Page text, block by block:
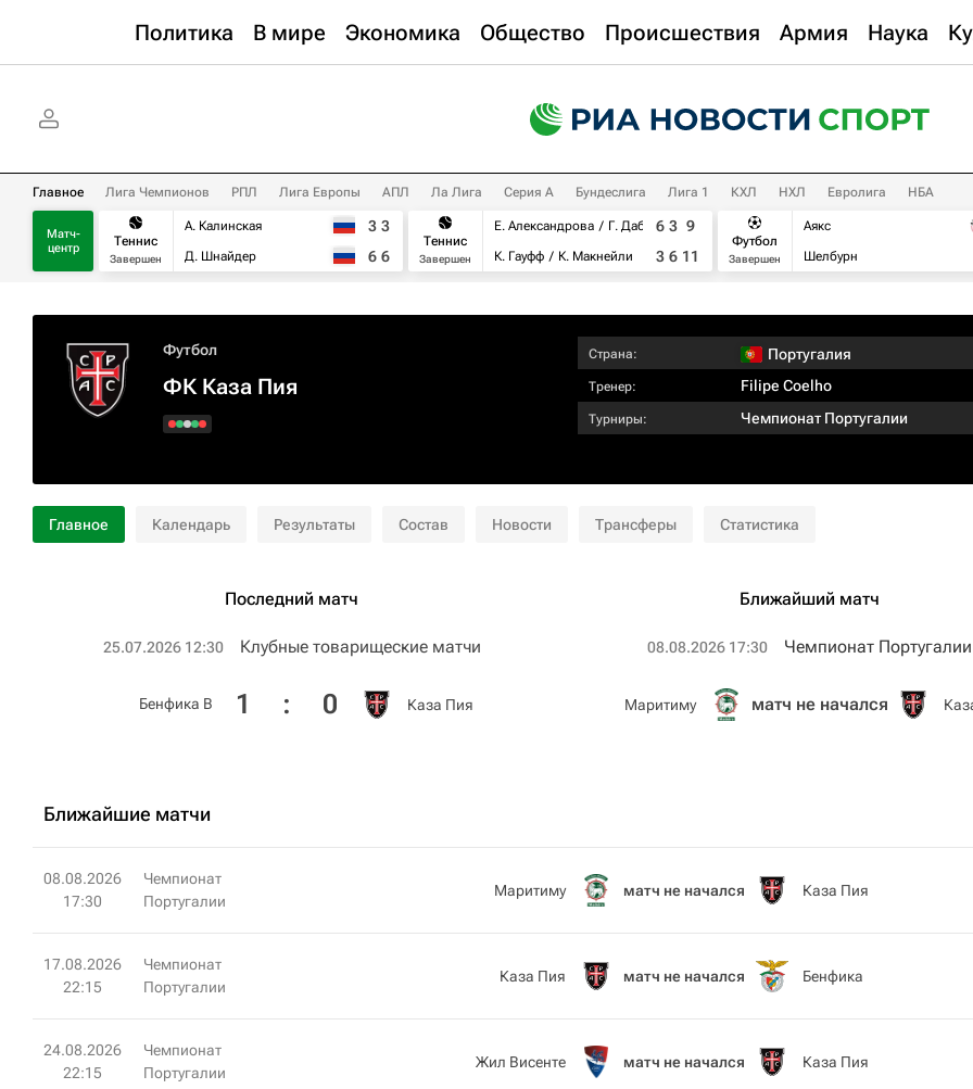
Политика В мире Экономика Общество Происшествия Армия Наука
Главное Лига Чемпионов РПЛ Лига Европы АПЛ Ла Лига Серия А Бундеслига Лига 1 КХЛ НХЛ Евролига НБА
Матч-
центр
Теннис
Завершен
А. Калинская
Д. Шнайдер
3 3
6 6
Теннис
Завершен
Е. Александрова
Г. Дабровски
К. Гауфф
К. Макнейли
6 3 9
3 6 11
Футбол
Завершен
Аякс
Шелбурн
Футбол
ФК Каза Пия
Страна: Португалия
Тренер: Filipe Coelho
Турниры: Чемпионат Португалии
Главное Календарь Результаты Состав Новости Трансферы Статистика
Последний матч
25.07.2026 12:30 Клубные товарищеские матчи
Бенфика B 1 : 0 Каза Пия
Ближайший матч
08.08.2026 17:30 Чемпионат Португалии
Маритиму матч не начался
Ближайшие матчи
08.08.2026
17:30
Чемпионат
Португалии
Маритиму матч не начался Каза Пия
17.08.2026
22:15
Чемпионат
Португалии
Каза Пия матч не начался Бенфика
24.08.2026
22:15
Чемпионат
Португалии
Жил Висенте матч не начался Каза Пия